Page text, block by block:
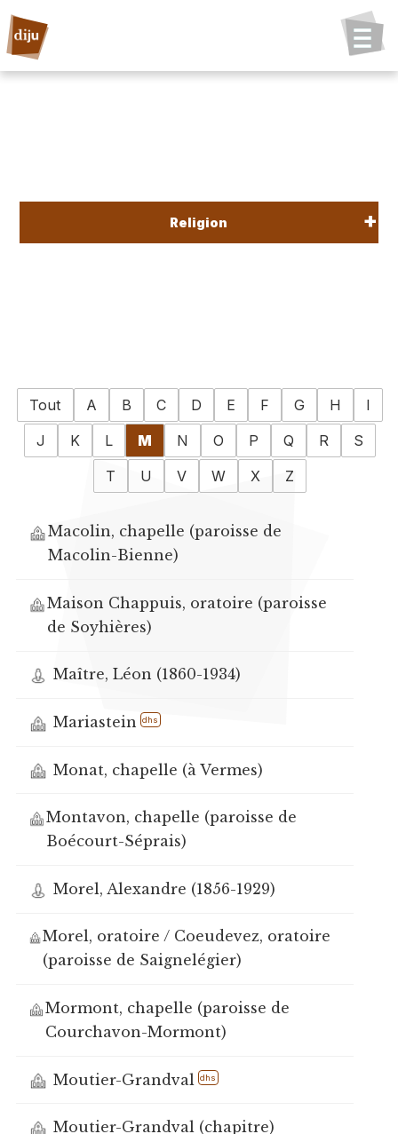
Religion
Tout A B C D E F G H
I
J
K L M N O P Q R
S
T
U V W X Z
Macolin, chapelle (paroisse de
Macolin-Bienne)
Maison Chappuis, oratoire (paroisse
de Soyhières)
Maître, Léon (1860-1934)
Mariastein dhs
Monat, chapelle (à Vermes)
Montavon, chapelle (paroisse de
Boécourt-Séprais)
Morel, Alexandre (1856-1929)
Morel, oratoire / Coeudevez, oratoire
(paroisse de Saignelégier)
Mormont, chapelle (paroisse de
Courchavon-Mormont)
Moutier-Grandval dhs
Moutier-Grandval (chapitre)